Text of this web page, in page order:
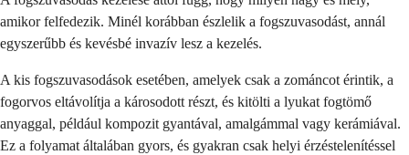
amikor felfedezik. Minél korábban észlelik a fogszuvasodást, annál
egyszerűbb és kevésbé invazív lesz a kezelés.
A kis fogszuvasodások esetében, amelyek csak a zománcot érintik, a
fogorvos eltávolítja a károsodott részt, és kitölti a lyukat fogtömő
anyaggal, például kompozit gyantával, amalgámmal vagy kerámiával.
Ez a folyamat általában gyors, és gyakran csak helyi érzéstelenítéssel